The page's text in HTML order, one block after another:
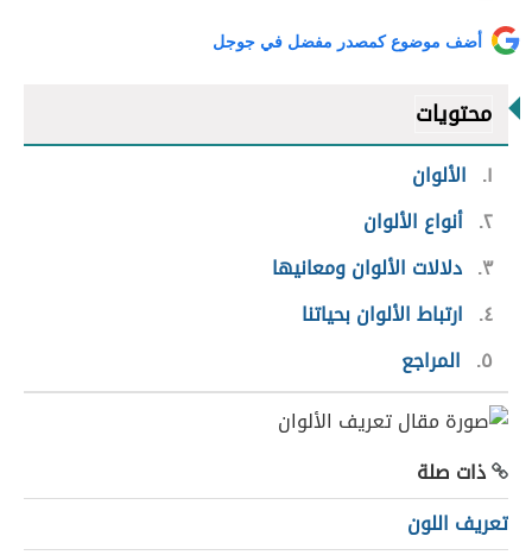
أضف موضوع كمصدر مفضل في جوجل
محتويات
١
الألوان
٢ أنواع الألوان
٣ دلالات الألوان ومعانيها
٤
ارتباط الألوان بحياتنا
٥
المراجع
ذات صلة
تعريف اللون